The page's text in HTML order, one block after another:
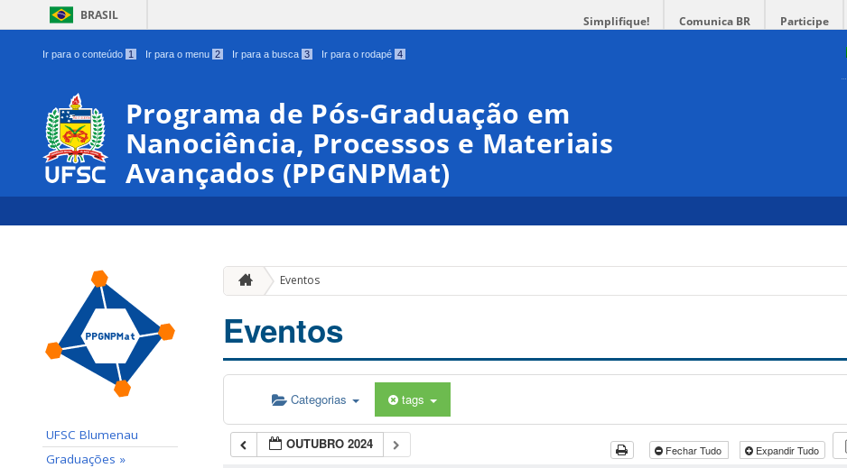
BRASIL Simplifique! Comunica BR Participe
Ir para o conteúdo 1 Ir para o menu 2 Ir para a busca 3 Ir para o rodapé 4
Programa de Pós-Graduação em
Nanociência, Processos e Materiais
Avançados (PPGNPMat)
UFSC Blumenau
Graduações »
Eventos
Eventos
Categorias tags
OUTUBRO 2024 Fechar Tudo Expandir Tudo